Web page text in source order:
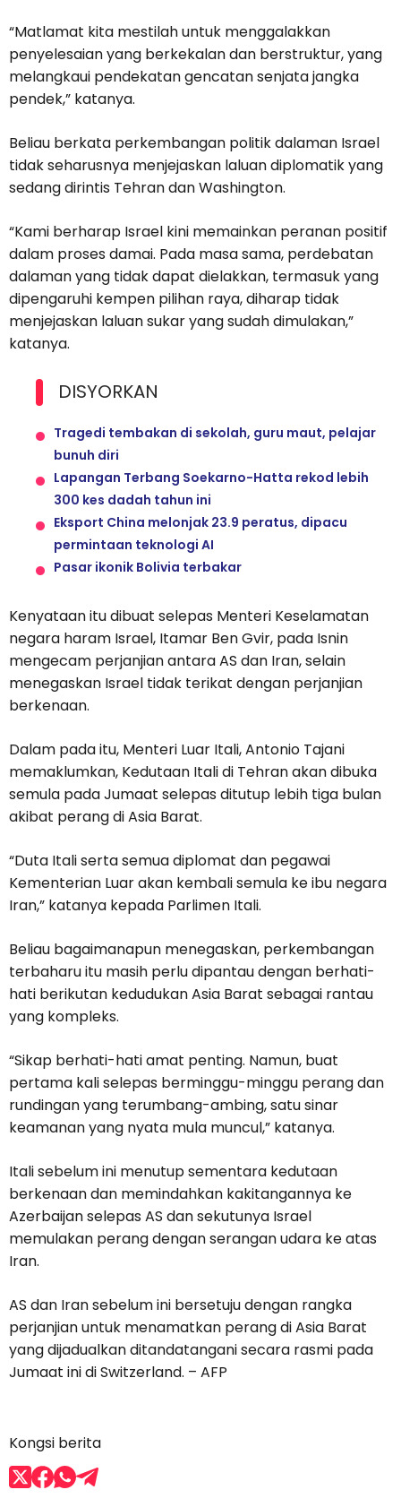
“Matlamat kita mestilah untuk menggalakkan
penyelesaian yang berkekalan dan berstruktur, yang
melangkaui pendekatan gencatan senjata jangka
pendek,” katanya.
Beliau berkata perkembangan politik dalaman Israel
tidak seharusnya menjejaskan laluan diplomatik yang
sedang dirintis Tehran dan Washington.
“Kami berharap Israel kini memainkan peranan positif
dalam proses damai. Pada masa sama, perdebatan
dalaman yang tidak dapat dielakkan, termasuk yang
dipengaruhi kempen pilihan raya, diharap tidak
menjejaskan laluan sukar yang sudah dimulakan,”
katanya.
DISYORKAN
Tragedi tembakan di sekolah, guru maut, pelajar
bunuh diri
Lapangan Terbang Soekarno-Hatta rekod lebih
300 kes dadah tahun ini
Eksport China melonjak 23.9 peratus, dipacu
permintaan teknologi AI
Pasar ikonik Bolivia terbakar
Kenyataan itu dibuat selepas Menteri Keselamatan
negara haram Israel, Itamar Ben Gvir, pada Isnin
mengecam perjanjian antara AS dan Iran, selain
menegaskan Israel tidak terikat dengan perjanjian
berkenaan.
Dalam pada itu, Menteri Luar Itali, Antonio Tajani
memaklumkan, Kedutaan Itali di Tehran akan dibuka
semula pada Jumaat selepas ditutup lebih tiga bulan
akibat perang di Asia Barat.
“Duta Itali serta semua diplomat dan pegawai
Kementerian Luar akan kembali semula ke ibu negara
Iran,” katanya kepada Parlimen Itali.
Beliau bagaimanapun menegaskan, perkembangan
terbaharu itu masih perlu dipantau dengan berhati-
hati berikutan kedudukan Asia Barat sebagai rantau
yang kompleks.
“Sikap berhati-hati amat penting. Namun, buat
pertama kali selepas berminggu-minggu perang dan
rundingan yang terumbang-ambing, satu sinar
keamanan yang nyata mula muncul,” katanya.
Itali sebelum ini menutup sementara kedutaan
berkenaan dan memindahkan kakitangannya ke
Azerbaijan selepas AS dan sekutunya Israel
memulakan perang dengan serangan udara ke atas
Iran.
AS dan Iran sebelum ini bersetuju dengan rangka
perjanjian untuk menamatkan perang di Asia Barat
yang dijadualkan ditandatangani secara rasmi pada
Jumaat ini di Switzerland. – AFP
Kongsi berita